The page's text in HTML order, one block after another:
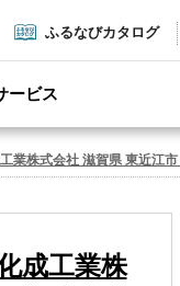
ふるなびカタログ
ービス
業株式会社 滋賀県 東近
成工業株